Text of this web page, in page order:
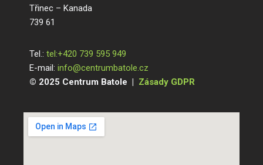
Třinec – Kanada
739 61
Tel.: tel:+420 739 595 949
E-mail: info@centrumbatole.cz
© 2025 Centrum Batole | Zásady GDPR